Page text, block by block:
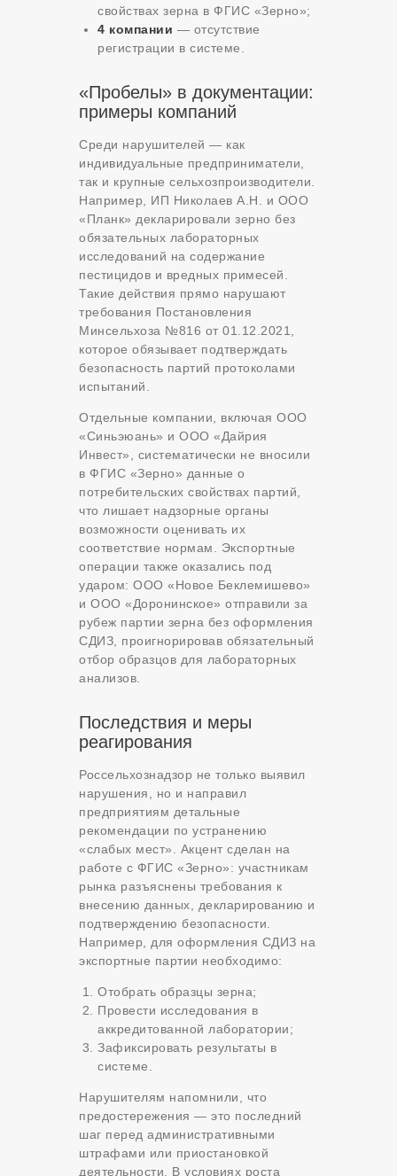
свойствах зерна в ФГИС «Зерно»;
4 компании — отсутствие
регистрации в системе.
«Пробелы» в документации:
примеры компаний
Среди нарушителей — как
индивидуальные предприниматели,
так и крупные сельхозпроизводители.
Например, ИП Николаев А.Н. и ООО
«Планк» декларировали зерно без
обязательных лабораторных
исследований на содержание
пестицидов и вредных примесей.
Такие действия прямо нарушают
требования Постановления
Минсельхоза №816 от 01.12.2021,
которое обязывает подтверждать
безопасность партий протоколами
испытаний.
Отдельные компании, включая ООО
«Синьэюань» и ООО «Дайрия
Инвест», систематически не вносили
в ФГИС «Зерно» данные о
потребительских свойствах партий,
что лишает надзорные органы
возможности оценивать их
соответствие нормам. Экспортные
операции также оказались под
ударом: ООО «Новое Беклемишево»
и ООО «Доронинское» отправили за
рубеж партии зерна без оформления
СДИЗ, проигнорировав обязательный
отбор образцов для лабораторных
анализов.
Последствия и меры
реагирования
Россельхознадзор не только выявил
нарушения, но и направил
предприятиям детальные
рекомендации по устранению
«слабых мест». Акцент сделан на
работе с ФГИС «Зерно»: участникам
рынка разъяснены требования к
внесению данных, декларированию и
подтверждению безопасности.
Например, для оформления СДИЗ на
экспортные партии необходимо:
Отобрать образцы зерна;
Провести исследования в
аккредитованной лаборатории;
Зафиксировать результаты в
системе.
Нарушителям напомнили, что
предостережения — это последний
шаг перед административными
штрафами или приостановкой
деятельности. В условиях роста